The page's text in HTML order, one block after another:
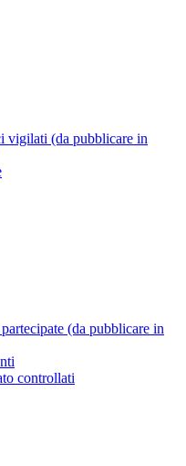
vigilati (da pubblicare in
(da pubblicare in
controllati